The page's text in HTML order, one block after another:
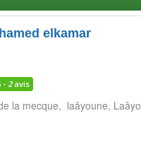
elkamar
-2avis
la mecque, laâyoune